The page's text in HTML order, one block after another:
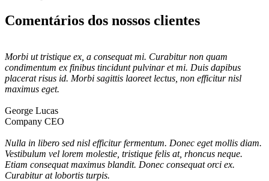
Comentários dos nossos clientes
Morbi ut tristique ex, a consequat mi. Curabitur non quam
condimentum ex finibus tincidunt pulvinar et mi. Duis dapibus
placerat risus id. Morbi sagittis laoreet lectus, non efficitur nisl
maximus eget.
George Lucas
Company CEO
Nulla in libero sed nisl efficitur fermentum. Donec eget mollis diam.
Vestibulum vel lorem molestie, tristique felis at, rhoncus neque.
Etiam consequat maximus blandit. Donec consequat orci ex.
Curabitur at lobortis turpis.